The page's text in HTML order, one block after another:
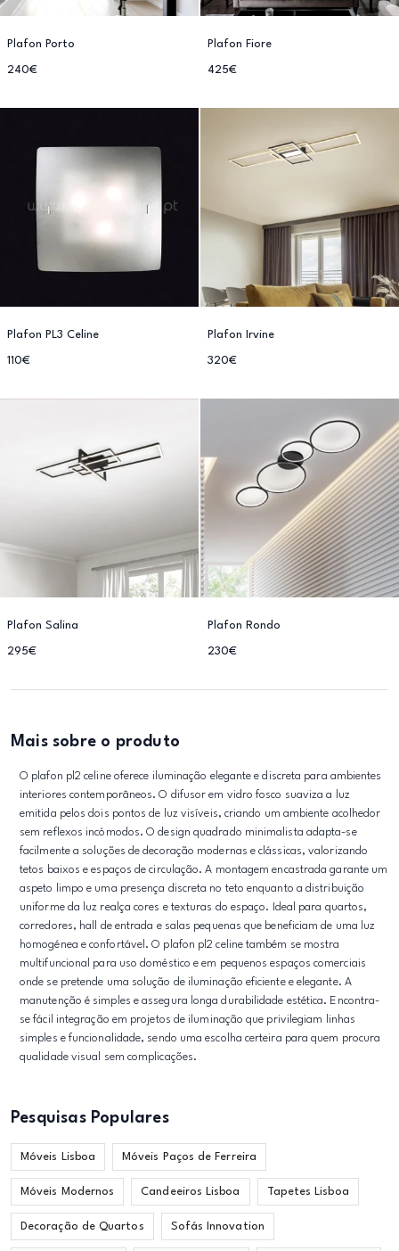
Plafon Porto
240€
Plafon Fiore
425€
Plafon PL3 Celine
110€
Plafon Irvine
320€
Plafon Salina
295€
Plafon Rondo
230€
Mais sobre o produto
O plafon pl2 celine oferece iluminação elegante e discreta para ambientes
interiores contemporâneos. O difusor em vidro fosco suaviza a luz
emitida pelos dois pontos de luz visíveis, criando um ambiente acolhedor
sem reflexos incómodos. O design quadrado minimalista adapta-se
facilmente a soluções de decoração modernas e clássicas, valorizando
tetos baixos e espaços de circulação. A montagem encastrada garante um
aspeto limpo e uma presença discreta no teto enquanto a distribuição
uniforme da luz realça cores e texturas do espaço. Ideal para quartos,
corredores, hall de entrada e salas pequenas que beneficiam de uma luz
homogénea e confortável. O plafon pl2 celine também se mostra
multifuncional para uso doméstico e em pequenos espaços comerciais
onde se pretende uma solução de iluminação eficiente e elegante. A
manutenção é simples e assegura longa durabilidade estética. Encontra-
se fácil integração em projetos de iluminação que privilegiam linhas
simples e funcionalidade, sendo uma escolha certeira para quem procura
qualidade visual sem complicações.
Pesquisas Populares
Móveis Lisboa Móveis Paços de Ferreira
Móveis Modernos Candeeiros Lisboa Tapetes Lisboa
Decoração de Quartos Sofás Innovation